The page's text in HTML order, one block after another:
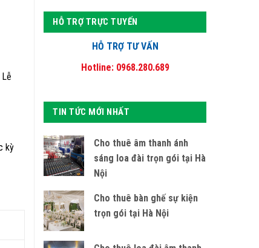
kỳ
HỖ TRỢ TRỰC TUYẾN
HỖ TRỢ TƯ VẤN
Hotline: 0968.280.689
TIN TỨC MỚI NHẤT
Cho thuê âm thanh ánh
sáng loa đài trọn gói tại Hà
Nội
Cho thuê bàn ghế sự kiện
trọn gói tại Hà Nội